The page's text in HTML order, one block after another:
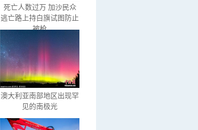
死亡人数过万 加沙民众
逃亡路上持白旗试图防止
被枪
澳大利亚南部地区出现罕
见的南极光